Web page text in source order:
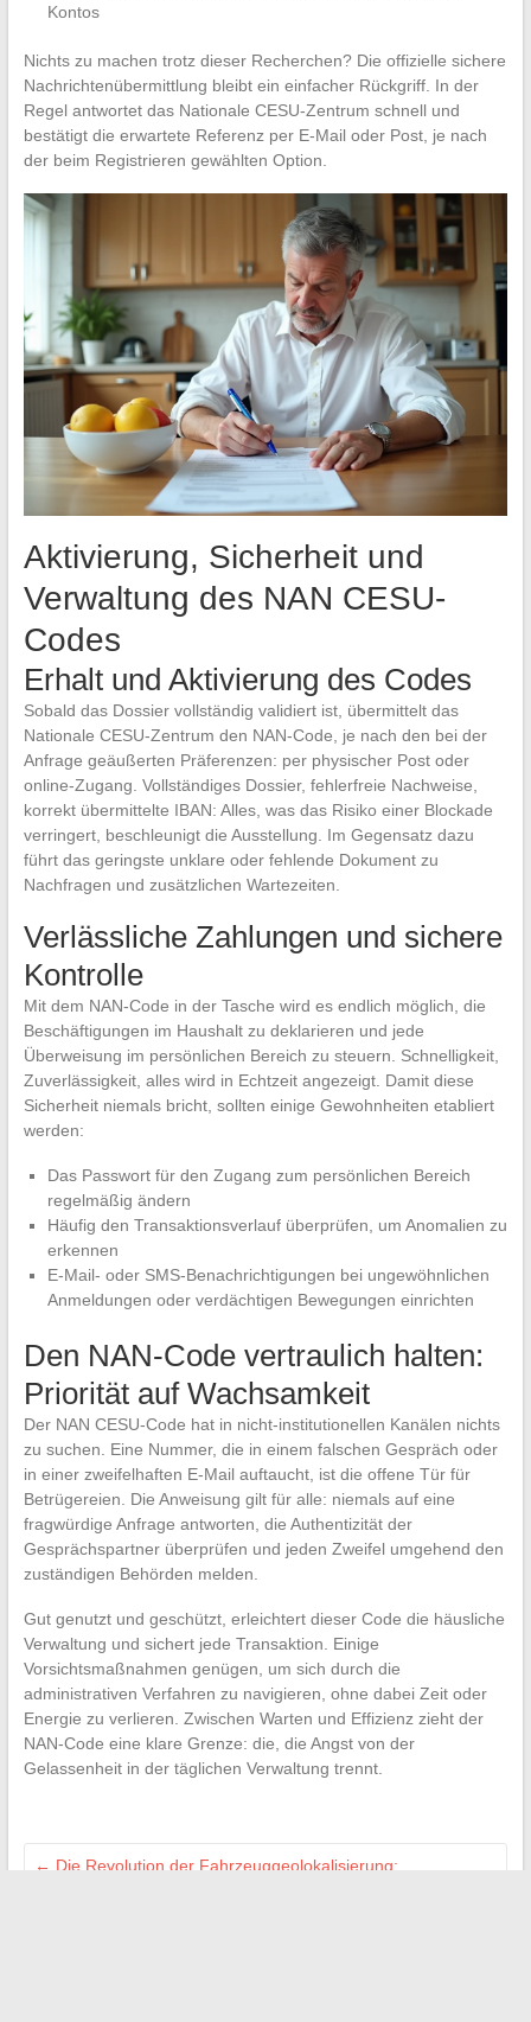
Kontos
Nichts zu machen trotz dieser Recherchen? Die offizielle sichere
Nachrichtenübermittlung bleibt ein einfacher Rückgriff. In der
Regel antwortet das Nationale CESU-Zentrum schnell und
bestätigt die erwartete Referenz per E-Mail oder Post, je nach
der beim Registrieren gewählten Option.
Aktivierung, Sicherheit und
Verwaltung des NAN CESU-
Codes
Erhalt und Aktivierung des Codes
Sobald das Dossier vollständig validiert ist, übermittelt das
Nationale CESU-Zentrum den NAN-Code, je nach den bei der
Anfrage geäußerten Präferenzen: per physischer Post oder
online-Zugang. Vollständiges Dossier, fehlerfreie Nachweise,
korrekt übermittelte IBAN: Alles, was das Risiko einer Blockade
verringert, beschleunigt die Ausstellung. Im Gegensatz dazu
führt das geringste unklare oder fehlende Dokument zu
Nachfragen und zusätzlichen Wartezeiten.
Verlässliche Zahlungen und sichere
Kontrolle
Mit dem NAN-Code in der Tasche wird es endlich möglich, die
Beschäftigungen im Haushalt zu deklarieren und jede
Überweisung im persönlichen Bereich zu steuern. Schnelligkeit,
Zuverlässigkeit, alles wird in Echtzeit angezeigt. Damit diese
Sicherheit niemals bricht, sollten einige Gewohnheiten etabliert
werden:
Das Passwort für den Zugang zum persönlichen Bereich
regelmäßig ändern
Häufig den Transaktionsverlauf überprüfen, um Anomalien zu
erkennen
E-Mail- oder SMS-Benachrichtigungen bei ungewöhnlichen
Anmeldungen oder verdächtigen Bewegungen einrichten
Den NAN-Code vertraulich halten:
Priorität auf Wachsamkeit
Der NAN CESU-Code hat in nicht-institutionellen Kanälen nichts
zu suchen. Eine Nummer, die in einem falschen Gespräch oder
in einer zweifelhaften E-Mail auftaucht, ist die offene Tür für
Betrügereien. Die Anweisung gilt für alle: niemals auf eine
fragwürdige Anfrage antworten, die Authentizität der
Gesprächspartner überprüfen und jeden Zweifel umgehend den
zuständigen Behörden melden.
Gut genutzt und geschützt, erleichtert dieser Code die häusliche
Verwaltung und sichert jede Transaktion. Einige
Vorsichtsmaßnahmen genügen, um sich durch die
administrativen Verfahren zu navigieren, ohne dabei Zeit oder
Energie zu verlieren. Zwischen Warten und Effizienz zieht der
NAN-Code eine klare Grenze: die, die Angst von der
Gelassenheit in der täglichen Verwaltung trennt.
← Die Revolution der Fahrzeuggeolokalisierung: